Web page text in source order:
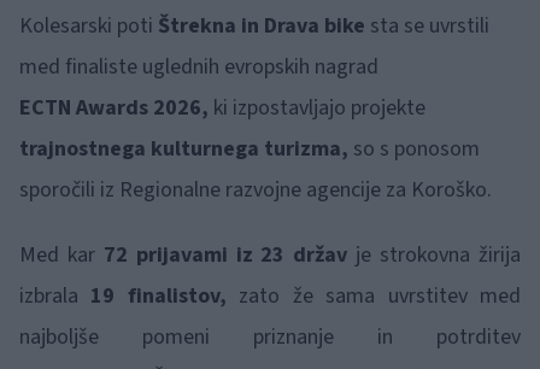
Kolesarski poti Štrekna in Drava bike sta se uvrstili
med finaliste uglednih evropskih nagrad
ECTN Awards 2026, ki izpostavljajo projekte
trajnostnega kulturnega turizma, so s ponosom
sporočili iz Regionalne razvojne agencije za Koroško.
Med kar 72 prijavami iz 23 držav je strokovna žirija
izbrala 19 finalistov, zato že sama uvrstitev med
najboljše pomeni priznanje in potrditev